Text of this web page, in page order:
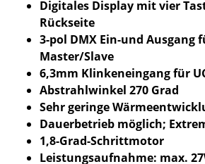
Digitales Display mit vier
Rückseite
3-pol DMX Ein-und Ausgang
Master/Slave
6,3mm Klinkeneingang für
Abstrahlwinkel 270 Grad
Sehr geringe
Dauerbetrieb möglich;
1,8-Grad-Schrittmotor
Leistungsaufnahme: max.